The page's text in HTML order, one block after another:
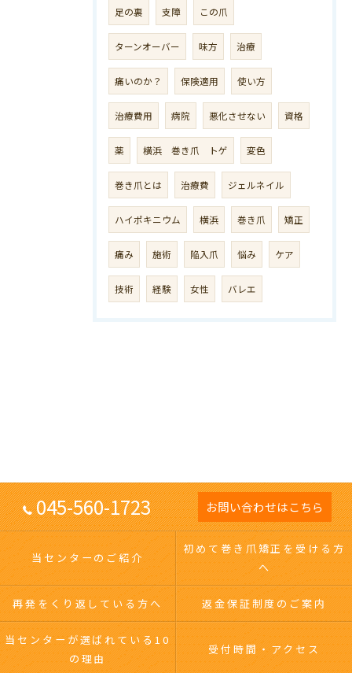
足の裏 支障 この爪
ターンオーバー 味方 治療
痛いのか？ 保険適用 使い方
治療費用 病院 悪化させない 資格
薬 横浜 巻き爪 トゲ 変色
巻き爪とは 治療費 ジェルネイル
ハイポキニウム 横浜 巻き爪 矯正
痛み 施術 陥入爪 悩み ケア
技術 経験 女性 バレエ
045-560-1723 お問い合わせはこちら
当センターのご紹介
初めて巻き爪矯正を受ける方
へ
再発をくり返している方へ 返金保証制度のご案内
当センターが選ばれている10
の理由
受付時間・アクセス